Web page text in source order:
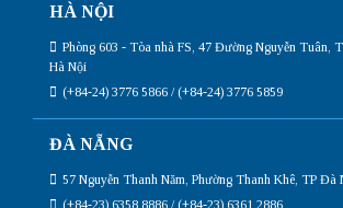
HÀ NỘI
Phòng 603 - Tòa nhà FS, 47 Đường Nguyễn Tuân,
Hà Nội
(+84-24) 3776 5866 / (+84-24) 3776 5859
ĐÀ NẴNG
57 Nguyễn Thanh Năm, Phường Thanh Khê, TP Đà
(+84-23) 6358 8886 / (+84-23) 6361 2886